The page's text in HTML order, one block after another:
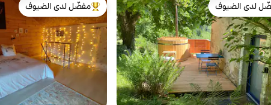
لدى الضيوف
لدى الضيوف
من أبرز البيوت المفضّلة لدى
مفضّل لدى الضيوف